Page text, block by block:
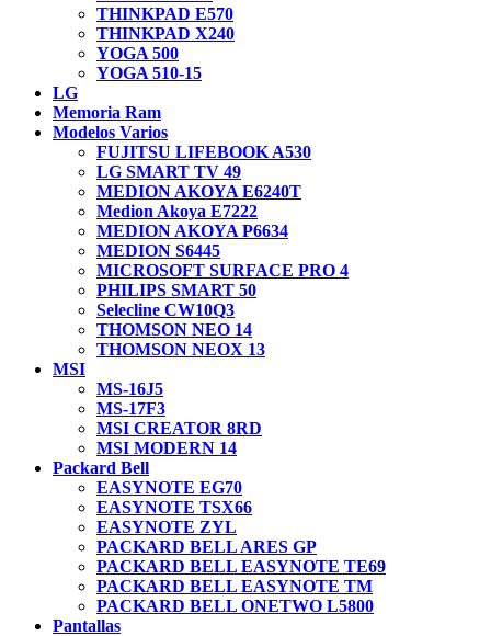
THINKPAD E570
THINKPAD X240
YOGA 500
YOGA 510-15
LG
Memoria Ram
Modelos Varios
FUJITSU LIFEBOOK A530
LG SMART TV 49
MEDION AKOYA E6240T
Medion Akoya E7222
MEDION AKOYA P6634
MEDION S6445
MICROSOFT SURFACE PRO 4
PHILIPS SMART 50
Selecline CW10Q3
THOMSON NEO 14
THOMSON NEOX 13
MSI
MS-16J5
MS-17F3
MSI CREATOR 8RD
MSI MODERN 14
Packard Bell
EASYNOTE EG70
EASYNOTE TSX66
EASYNOTE ZYL
PACKARD BELL ARES GP
PACKARD BELL EASYNOTE TE69
PACKARD BELL EASYNOTE TM
PACKARD BELL ONETWO L5800
Pantallas